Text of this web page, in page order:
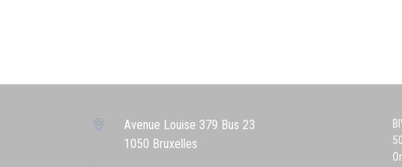
Avenue Louise 379 Bus 23
1050 Bruxelles